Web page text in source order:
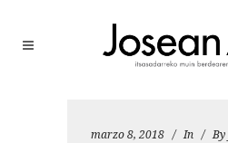
marzo 8, 2018 In By